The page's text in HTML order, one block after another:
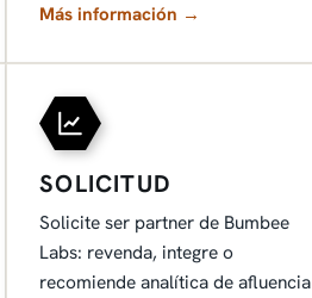
Más información →
SOLICITUD
Solicite ser partner de Bumbee
Labs: revenda, integre o
recomiende analítica de afluencia